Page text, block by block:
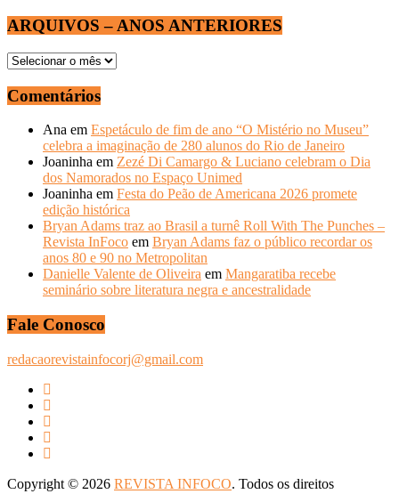
ARQUIVOS – ANOS ANTERIORES
ARQUIVOS
ANOS
ANTERIORES
Comentários
Ana em Espetáculo de fim de ano “O Mistério no Museu”
celebra a imaginação de 280 alunos do Rio de Janeiro
Joaninha em Zezé Di Camargo & Luciano celebram o Dia
dos Namorados no Espaço Unimed
Joaninha em Festa do Peão de Americana 2026 promete
edição histórica
Bryan Adams traz ao Brasil a turnê Roll With The Punches –
Revista InFoco em Bryan Adams faz o público recordar os
anos 80 e 90 no Metropolitan
Danielle Valente de Oliveira em Mangaratiba recebe
seminário sobre literatura negra e ancestralidade
Fale Conosco
redacaorevistainfocorj@gmail.com
Copyright © 2026 REVISTA INFOCO. Todos os direitos